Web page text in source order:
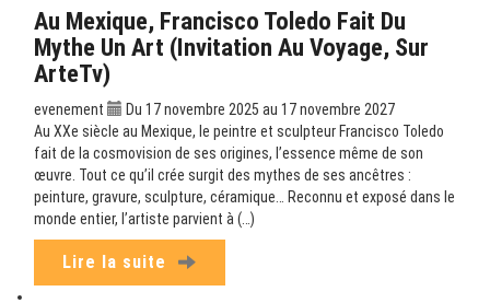
Au Mexique, Francisco Toledo Fait Du
Mythe Un Art (Invitation Au Voyage, Sur
ArteTv)
evenement
Du 17 novembre 2025 au 17 novembre 2027
Au XXe siècle au Mexique, le peintre et sculpteur Francisco Toledo
fait de la cosmovision de ses origines, l’essence même de son
œuvre. Tout ce qu’il crée surgit des mythes de ses ancêtres :
peinture, gravure, sculpture, céramique… Reconnu et exposé dans le
monde entier, l’artiste parvient à (…)
Lire la suite